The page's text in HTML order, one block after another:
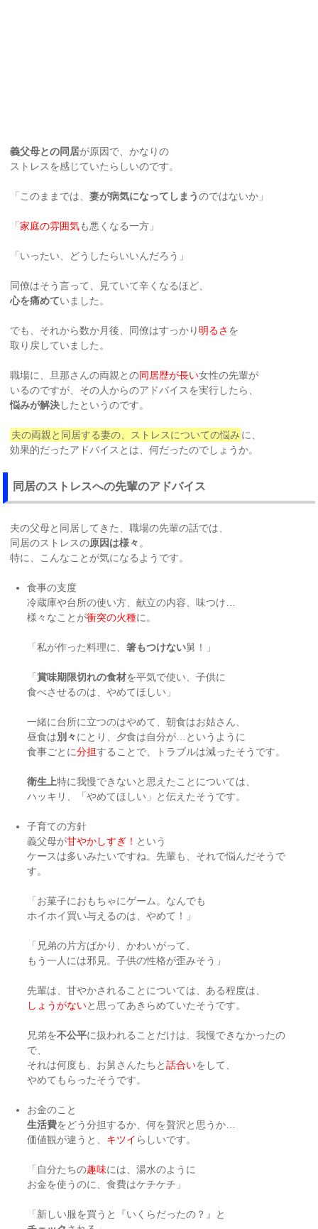
義父母との同居が原因で、かなりの
ストレスを感じていたらしいのです。
「このままでは、妻が病気になってしまうのではないか」
「家庭の雰囲気も悪くなる一方」
「いったい、どうしたらいいんだろう」
同僚はそう言って、見ていて辛くなるほど、
心を痛めていました。
でも、それから数か月後、同僚はすっかり 明るさ を
取り戻していました。
職場に、旦那さんの両親との同居歴が長い女性の先輩が
いるのですが、その人からのアドバイスを実行したら、
悩みが解決したというのです。
夫の両親と同居する妻の、ストレスについての悩み に、
効果的だったアドバイスとは、何だったのでしょうか。
同居のストレスへの先輩のアドバイス
夫の父母と同居してきた、職場の先輩の話では、
同居のストレスの原因は様々 。
特に、こんなことが気になるようです。
食事の支度
冷蔵庫や台所の使い方、献立の内容、味つけ…
様々なことが衝突の火種に。
「私が作った料理に、箸もつけない舅！」
「賞味期限切れの食材を平気で使い、子供に
食べさせるのは、やめてほしい」
一緒に台所に立つのはやめて、朝食はお姑さん、
昼食は別々にとり、夕食は自分が…というように
食事ごとに分担することで、トラブルは減ったそうです。
衛生上特に我慢できないと思えたことについては、
ハッキリ、「やめてほしい」と伝えたそうです。
子育ての方針
義父母が甘やかしすぎ！ という
ケースは多いみたいですね。先輩も、それで悩んだそうで
す。
「お菓子におもちゃにゲーム。なんでも
ホイホイ買い与えるのは、やめて！」
「兄弟の片方ばかり、かわいがって、
もう一人には邪見。子供の性格が歪みそう」
先輩は、甘やかされることについては、ある程度は、
しょうがないと思ってあきらめていたそうです。
兄弟を不公平に扱われることだけは、我慢できなかったの
で、
それは何度も、お舅さんたちと話合いをして、
やめてもらったそうです。
お金のこと
生活費をどう分担するか、何を贅沢と思うか…
価値観が違うと、 キツイ らしいです。
「自分たちの趣味には、湯水のように
お金を使うのに、食費はケチケチ」
「新しい服を買うと『いくらだったの？』と